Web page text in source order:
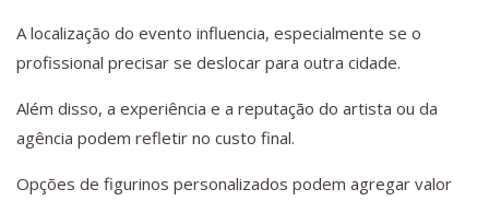
A localização do evento influencia, especialmente se o
profissional precisar se deslocar para outra cidade.
Além disso, a experiência e a reputação do artista ou da
agência podem refletir no custo final.
Opções de figurinos personalizados podem agregar valor